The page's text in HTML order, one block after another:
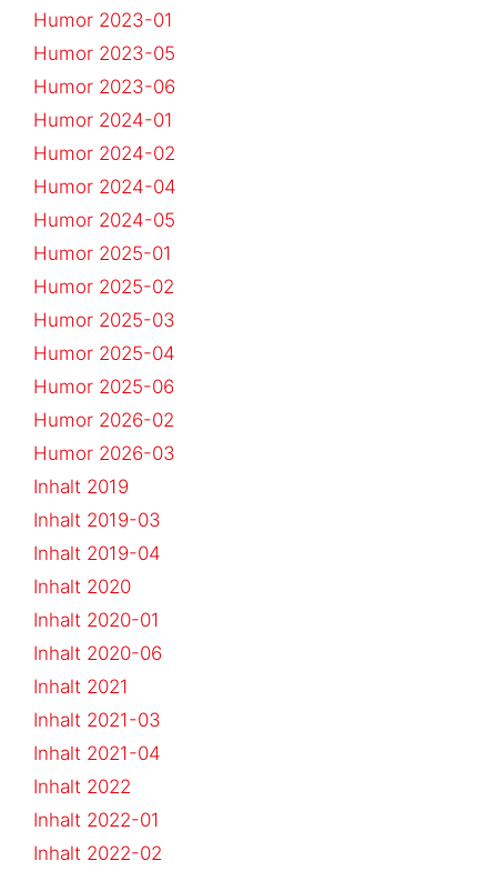
Humor 2023-01
Humor 2023-05
Humor 2023-06
Humor 2024-01
Humor 2024-02
Humor 2024-04
Humor 2024-05
Humor 2025-01
Humor 2025-02
Humor 2025-03
Humor 2025-04
Humor 2025-06
Humor 2026-02
Humor 2026-03
Inhalt 2019
Inhalt 2019-03
Inhalt 2019-04
Inhalt 2020
Inhalt 2020-01
Inhalt 2020-06
Inhalt 2021
Inhalt 2021-03
Inhalt 2021-04
Inhalt 2022
Inhalt 2022-01
Inhalt 2022-02